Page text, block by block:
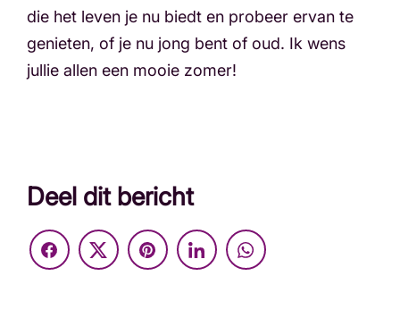
die het leven je nu biedt en probeer ervan te
genieten, of je nu jong bent of oud. Ik wens
jullie allen een mooie zomer!
Deel dit bericht